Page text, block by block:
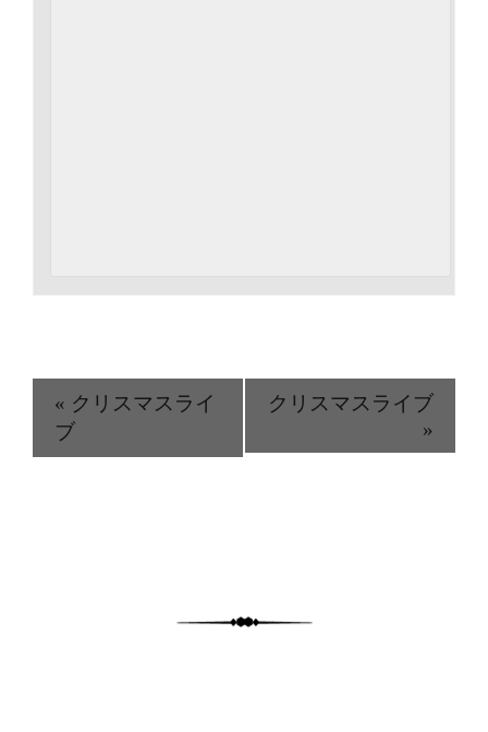
« クリスマスライ
ブ
クリスマスライブ
»